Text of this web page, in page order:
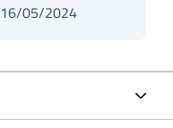
16/05/2024